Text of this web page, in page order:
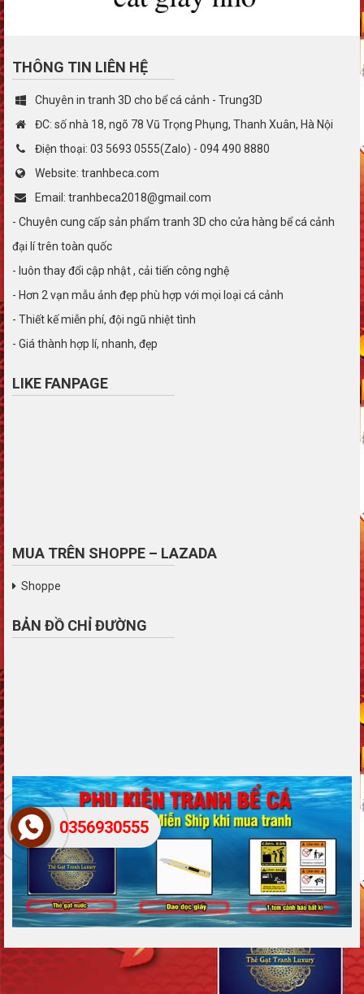
THÔNG TIN LIÊN HỆ
Chuyên in tranh 3D cho bể cá cảnh - Trung3D
ĐC: số nhà 18, ngõ 78 Vũ Trọng Phụng, Thanh Xuân, Hà Nội
Điện thoại: 03 5693 0555(Zalo) - 094 490 8880
Website: tranhbeca.com
Email: tranhbeca2018@gmail.com
- Chuyên cung cấp sản phẩm tranh 3D cho cửa hàng bể cá cảnh
đại lí trên toàn quốc
- luôn thay đổi cập nhật , cải tiến công nghệ
- Hơn 2 vạn mẫu ảnh đẹp phù hợp với mọi loại cá cảnh
- Thiết kế miễn phí, đội ngũ nhiệt tình
- Giá thành hợp lí, nhanh, đẹp
LIKE FANPAGE
MUA TRÊN SHOPPE – LAZADA
Shoppe
BẢN ĐỒ CHỈ ĐƯỜNG
0356930555